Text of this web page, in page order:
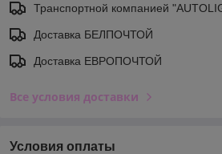
Транспортной компанией
Доставка БЕЛПОЧТОЙ
Доставка ЕВРОПОЧТОЙ
Все условия доставки
Условия оплаты